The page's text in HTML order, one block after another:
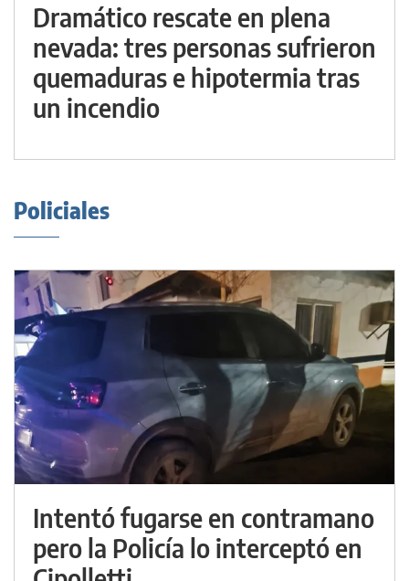
Dramático rescate en plena
nevada: tres personas sufrieron
quemaduras e hipotermia tras
un incendio
Policiales
Intentó fugarse en contramano
pero la Policía lo interceptó en